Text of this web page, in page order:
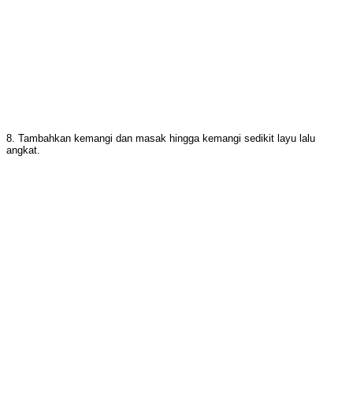
8. Tambahkan kemangi dan masak hingga kemangi sedikit layu lalu
angkat.